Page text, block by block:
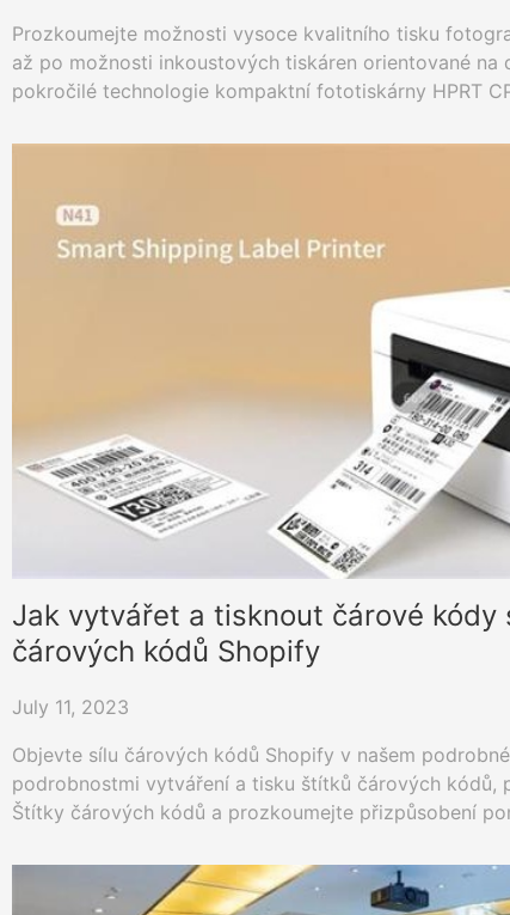
Prozkoumejte možnosti vysoce kvalitního tisku
až po možnosti inkoustových tiskáren orientované na
pokročilé technologie kompaktní fototiskárny HPRT
Jak vytvářet a tisknout čárové kódy
čárových kódů Shopify
July 11, 2023
Objevte sílu čárových kódů Shopify v našem
podrobnostmi vytváření a tisku štítků čárových kódů,
Štítky čárových kódů a prozkoumejte přizpůsobení
nástrojů pro čárové kódy.